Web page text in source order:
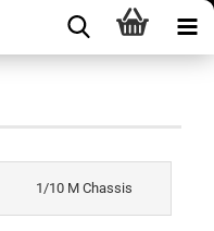
1/10 M Chassis